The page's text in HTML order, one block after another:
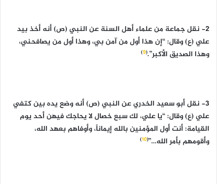
2- نقل جماعة من علماء أهل السنة عن النبي (ص) أنه أخذ بيد
علي (ع) وقال: “إن هذا أول من آمن بي، وهذا أول من يصافحني،
وهذا الصديق الأكبر”.(
9
)
3- نقل أبو سعيد الخدري عن النبي (ص) أنه وضع يده بين كتفي
علي (ع) وقال: “يا علي، لك سبع خصال لا يحاجك فيهن أحد يوم
القيامة: أنت أول المؤمنين بالله إيماناً، وأوفاهم بعهد الله،
وأقومهم بأمر الله…”(
10
)